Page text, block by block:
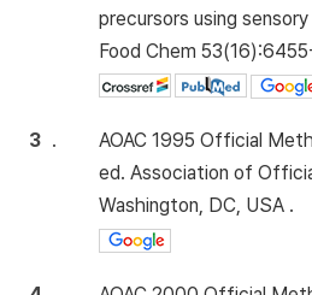
precursors using
Food Chem
3 .
AOAC 1995 Official
ed. Association of
Washington, DC, USA .